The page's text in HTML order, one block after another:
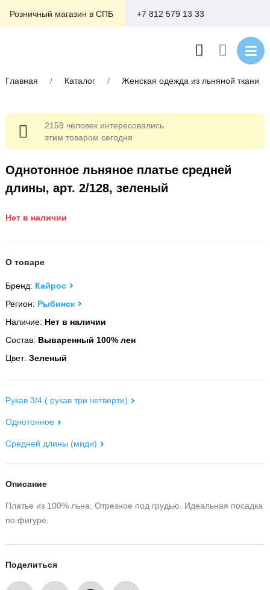
Розничный магазин в СПБ +7 812 579 13 33
Главная / Каталог / Женская одежда из льняной ткани
Однотонное льняное платье средней
длины, арт. 2/128, зеленый
Нет в наличии
О товаре
Бренд: Кайрос
Регион: Рыбинск
Наличие: Нет в наличии
Состав: Вываренный 100% лен
Цвет: Зеленый
Рукав 3/4 ( рукав три четверти)
Однотонное
Средней длины (миди)
Описание
Платье из 100% льна. Отрезное под грудью. Идеальная посадка
по фигуре.
Поделиться
2159 человек интересовались
этим товаром сегодня